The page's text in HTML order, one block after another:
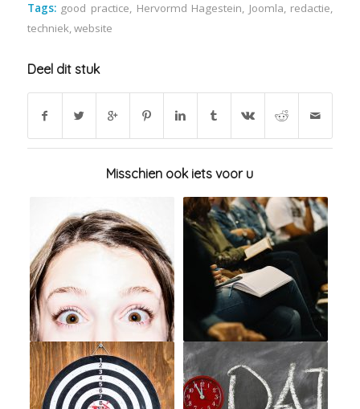
Tags: good practice, Hervormd Hagestein, Joomla, redactie,
techniek,website
Deel dit stuk
Misschien ook iets voor u